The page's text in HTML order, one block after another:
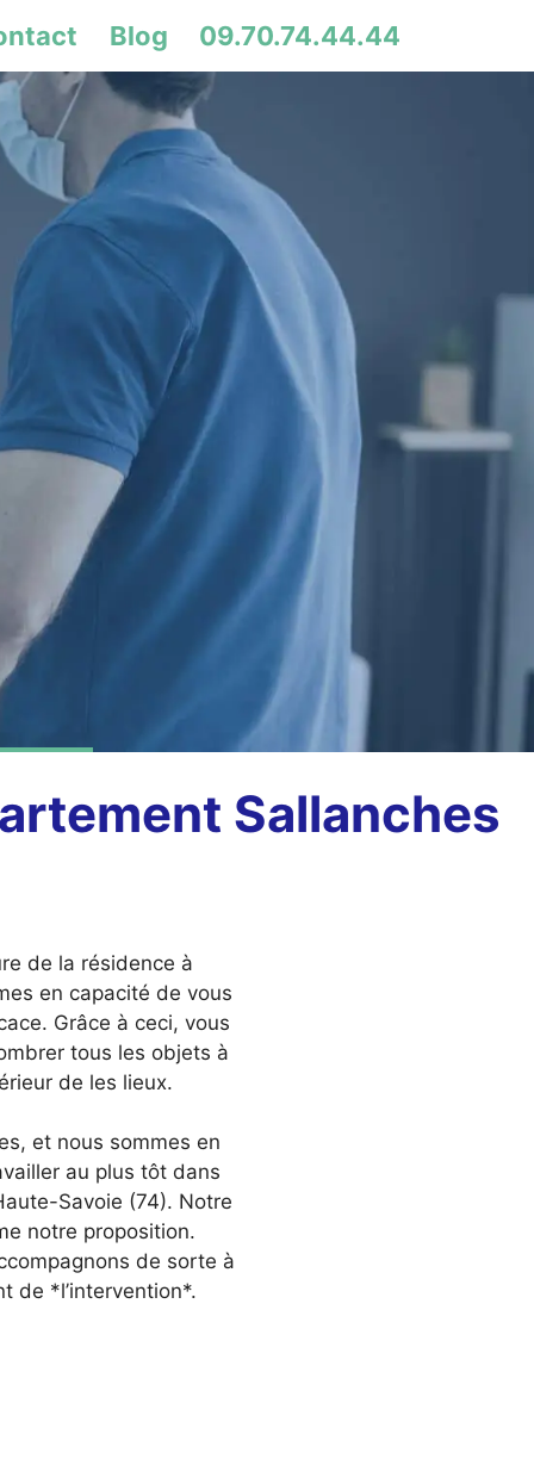
Blog 09.70.74.44.44
Sallanches
de la résidence à
en capacité de vous
Grâce à ceci, vous
tous les objets à
de les lieux.
et nous sommes en
au plus tôt dans
Savoie (74). Notre
notre proposition.
de sorte à
de *l’intervention*.